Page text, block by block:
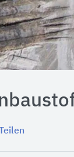
Teilen